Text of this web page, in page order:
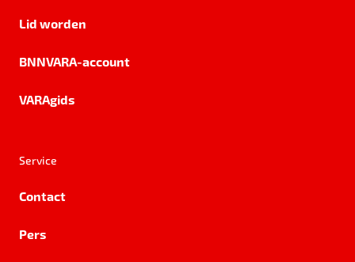
Lid worden
BNNVARA-account
VARAgids
Service
Contact
Pers